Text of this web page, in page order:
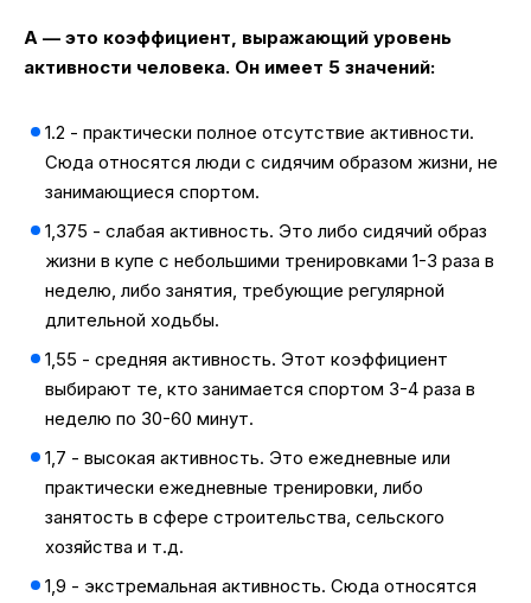
А — это коэффициент, выражающий уровень
активности человека. Он имеет 5 значений:
1.2 - практически полное отсутствие активности.
Сюда относятся люди с сидячим образом жизни, не
занимающиеся спортом.
1,375 - слабая активность. Это либо сидячий образ
жизни в купе с небольшими тренировками 1-3 раза в
неделю, либо занятия, требующие регулярной
длительной ходьбы.
1,55 - средняя активность. Этот коэффициент
выбирают те, кто занимается спортом 3-4 раза в
неделю по 30-60 минут.
1,7 - высокая активность. Это ежедневные или
практически ежедневные тренировки, либо
занятость в сфере строительства, сельского
хозяйства и т.д.
1,9 - экстремальная активность. Сюда относятся